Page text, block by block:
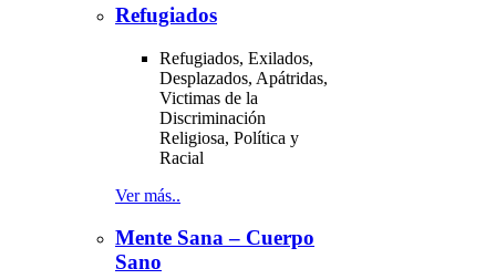
Refugiados
Refugiados, Exilados,
Desplazados, Apátridas,
Victimas de la
Discriminación
Religiosa, Política y
Racial
Ver más..
Mente Sana – Cuerpo
Sano